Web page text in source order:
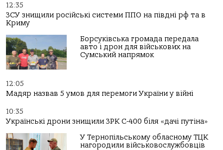
12:35
ЗСУ знищили російські системи ППО на півдні рф та в
Криму
Борсуківська громада передала
авто і дрон для військових на
Сумський напрямок
12:05
Мадяр назвав 5 умов для перемоги України у війні
10:35
Українські дрони знищили ЗРК С-400 біля «дачі путіна»
У Тернопільському обласному ТЦК
нагородили військовослужбовців